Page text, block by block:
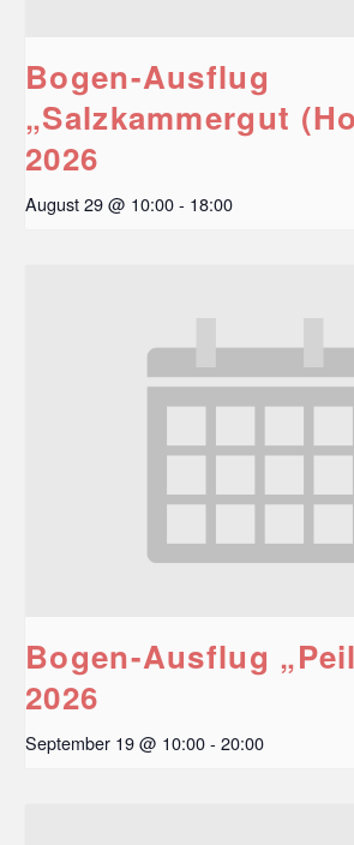
Bogen-Ausflug
„Salzkammergut
2026
August 29 @ 10:00- 18:00
Bogen-Ausflug
2026
September 19 @ 10:00- 20:00